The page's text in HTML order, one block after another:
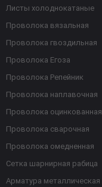
Листы холоднокатаные
Проволока вязальная
Проволока гвоздильная
Проволока Егоза
Проволока Репейник
Проволока наплавочная
Проволока оцинкованная
Проволока сварочная
Проволока омедненная
Сетка шарнирная рабица
Арматура металлическая